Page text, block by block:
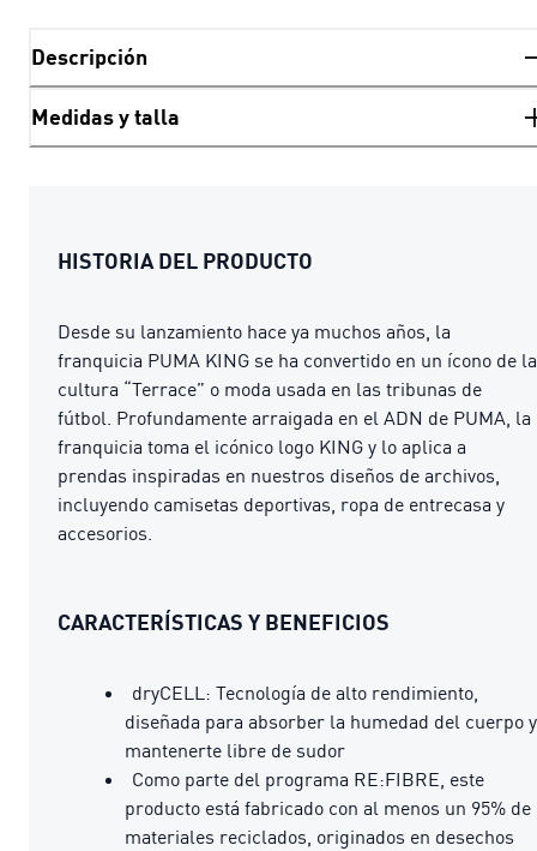
Descripción
Medidas y talla
HISTORIA DEL PRODUCTO
Desde su lanzamiento hace ya muchos años, la
franquicia PUMA KING se ha convertido en un ícono de la
cultura “Terrace” o moda usada en las tribunas de
fútbol. Profundamente arraigada en el ADN de PUMA, la
franquicia toma el icónico logo KING y lo aplica a
prendas inspiradas en nuestros diseños de archivos,
incluyendo camisetas deportivas, ropa de entrecasa y
accesorios.
CARACTERÍSTICAS Y BENEFICIOS
dryCELL: Tecnología de alto rendimiento,
diseñada para absorber la humedad del cuerpo y
mantenerte libre de sudor
Como parte del programa RE:FIBRE, este
producto está fabricado con al menos un 95% de
materiales reciclados, originados en desechos